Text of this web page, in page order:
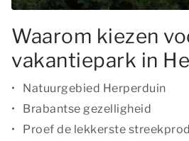
Waarom kiezen
vakantiepark in
Natuurgebied Herperduin
Brabantse gezelligheid
Proef de lekkerste